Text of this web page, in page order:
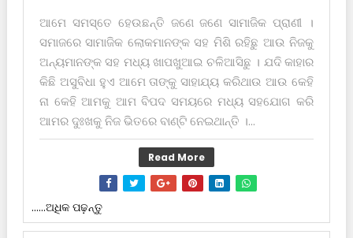
ଆମେ ସମସ୍ତେ ହେଉଛନ୍ତି ଜଣେ ଜଣେ ସାମାଜିକ ପ୍ରାଣୀ ।
ସମାଜରେ ସାମାଜିକ ଲୋକମାନଙ୍କ ସ‌ହ ମିଶି ରହିଛୁ ଆଉ ନିଜକୁ
ଅନ୍ୟମାନଙ୍କ ସ‌ହ ମଧ୍ୟ ଖାପଖୁଆଇ ଚଳିଆସିଛୁ । ଯଦି କାହାର
କିଛି ଅସୁବିଧା ହୁଏ ଆମେ ତାଙ୍କୁ ସାହାଯ୍ୟ କରିଥାଉ ଆଉ କେହି
ନା କେହି ଆମକୁ ଆମ ବିପଦ ସମୟରେ ମଧ୍ୟ ସ‌ହଯୋଗ କରି
ଆମର ଦୁଃଖକୁ ନିଜ ଭିତରେ ବାଣ୍ଟି ନେଇଥାନ୍ତି ।...
Read More
......ଅଧିକ ପଢ଼ନ୍ତୁ